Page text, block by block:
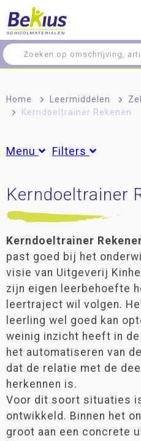
Home > Leermiddelen >
>
Kerndoeltrainer Rekenen
Menu Filters
Schrijven
Zelfstandig werken
Spelmaterialen
Ajodakt
Kinheim
Klassenmanagement
Oefenstof
Paletti
Rekenen
Stenvert
Groepen
Groep 3
Groep 4(21)
Groep 5(21)
Groep 6(21)
Groep 7(21)
Groep 8(15)
Leeftijd
6 - 9 jaar (29)
9 - 12 jaar(31)
Materiaalkeuze
Antwoordenboeken
Pakketten(5)
Kerndoeltrainer
Kerndoeltrainer
past goed bij het
visie van Uitgeverij
zijn eigen leerbehoefte
leertraject wil volgen.
leerling wel goed kan
weinig inzicht heeft in
het automatiseren van
dat de relatie met de
herkennen is.
Voor dit soort situaties
ontwikkeld. Binnen het
groot aan een concrete